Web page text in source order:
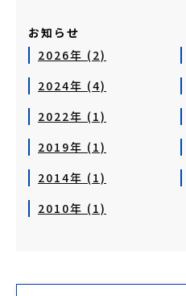
お知らせ
2026年 (2)
2024年 (4)
2022年 (1)
2019年 (1)
2014年 (1)
2010年 (1)